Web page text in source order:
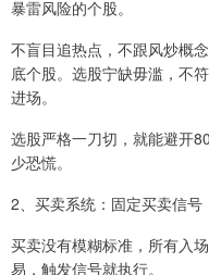
暴雷风险的个股。
不盲目追热点，不跟风炒概
底个股。选股宁缺毋滥，不
进场。
选股严格一刀切，就能避开
少恐慌。
2、买卖系统：固定买卖信号
买卖没有模糊标准，所有入
易，触发信号就执行。